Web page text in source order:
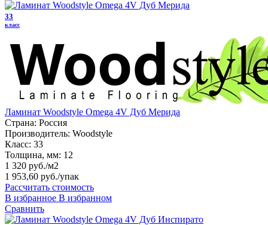
33
класс
Ламинат Woodstyle Omega 4V Дуб Мерида
Страна: Россия
Производитель: Woodstyle
Класс: 33
Толщина, мм: 12
1 320 руб./м2
1 953,60 руб./упак
Рассчитать стоимость
В избранное В избранном
Сравнить